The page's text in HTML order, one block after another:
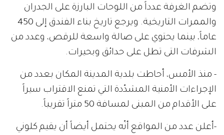
وتضم الغرفة عدداً من اللوحات البارزة على الجدران
والممرات التاريخية. ويرجع تاريخ بناء الفندق إلى 450
عاماً، بينما يحتوي على صالة واسعة للرقص، وعدد من
الشرفات التى تطل على حدائق وبحيرات.
- منذ الأمس، أحاطت بلدية المدينة المكان بعدد من
الإجراءات الأمنية المشدّدة التي تمنع الاقتراب سيراً
على الأقدام من المبنى لمسافة 50 متراً تقريباً.
-أعلن عدد من المواقع أنّه يحتمل أيضاً أن يقيم كلوني